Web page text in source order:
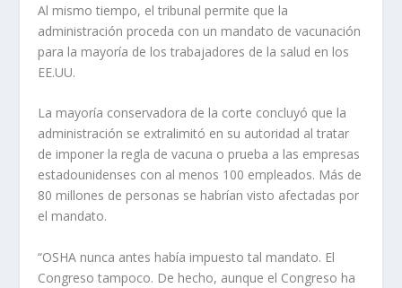
Al mismo tiempo, el tribunal permite que la
administración proceda con un mandato de vacunación
para la mayoría de los trabajadores de la salud en los
EE.UU.
La mayoría conservadora de la corte concluyó que la
administración se extralimitó en su autoridad al tratar
de imponer la regla de vacuna o prueba a las empresas
estadounidenses con al menos 100 empleados. Más de
80 millones de personas se habrían visto afectadas por
el mandato.
“OSHA nunca antes había impuesto tal mandato. El
Congreso tampoco. De hecho, aunque el Congreso ha